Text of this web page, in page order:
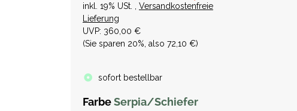
inkl. 19% USt. , Versandkostenfreie
Lieferung
UVP: 360,00 €
(Sie sparen 20% , also 72,10 €)
sofort bestellbar
FarbeSerpia/Schiefer